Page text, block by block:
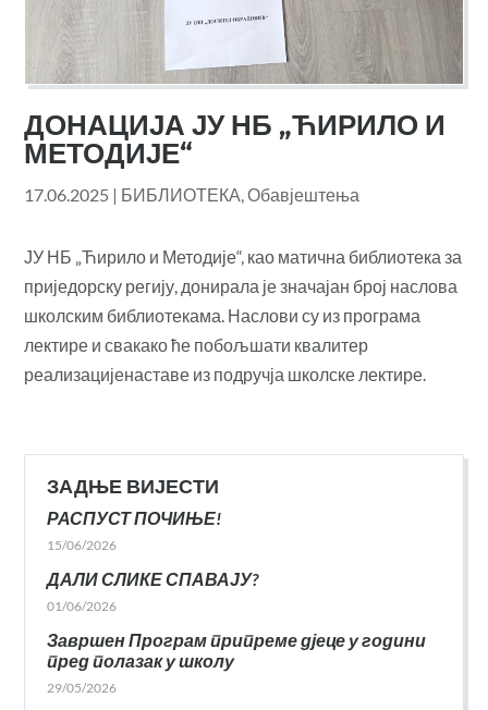
ДОНАЦИЈА ЈУ НБ „ЋИРИЛО И
МЕТОДИЈЕ“
17.06.2025 | БИБЛИОТЕКА,Обавјештења
ЈУ НБ „Ћирило и Методије“, као матична библиотека за
приједорску регију, донирала је значајан број наслова
школским библиотекама. Наслови су из програма
лектире и свакако ће побољшати квалитер
реализацијенаставе из подручја школске лектире.
ЗАДЊЕ ВИЈЕСТИ
РАСПУСТ ПОЧИЊЕ!
15/06/2026
ДАЛИ СЛИКЕ СПАВАЈУ?
01/06/2026
Завршен Програм припреме дјеце у години
пред полазак у школу
29/05/2026